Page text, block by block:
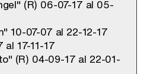
(R) 06-07-17 al 05-
10-07-07 al 22-12-17
17-11-17
(R) 04-09-17 al 22-01-